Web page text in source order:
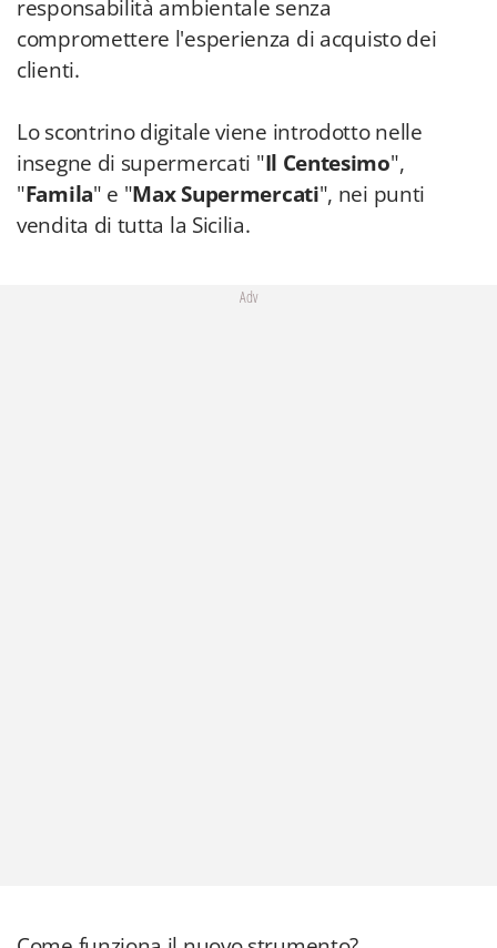
responsabilità ambientale senza
compromettere l'esperienza di acquisto dei
clienti.
Lo scontrino digitale viene introdotto nelle
insegne di supermercati "Il Centesimo",
"Famila" e "Max Supermercati", nei punti
vendita di tutta la Sicilia.
Adv